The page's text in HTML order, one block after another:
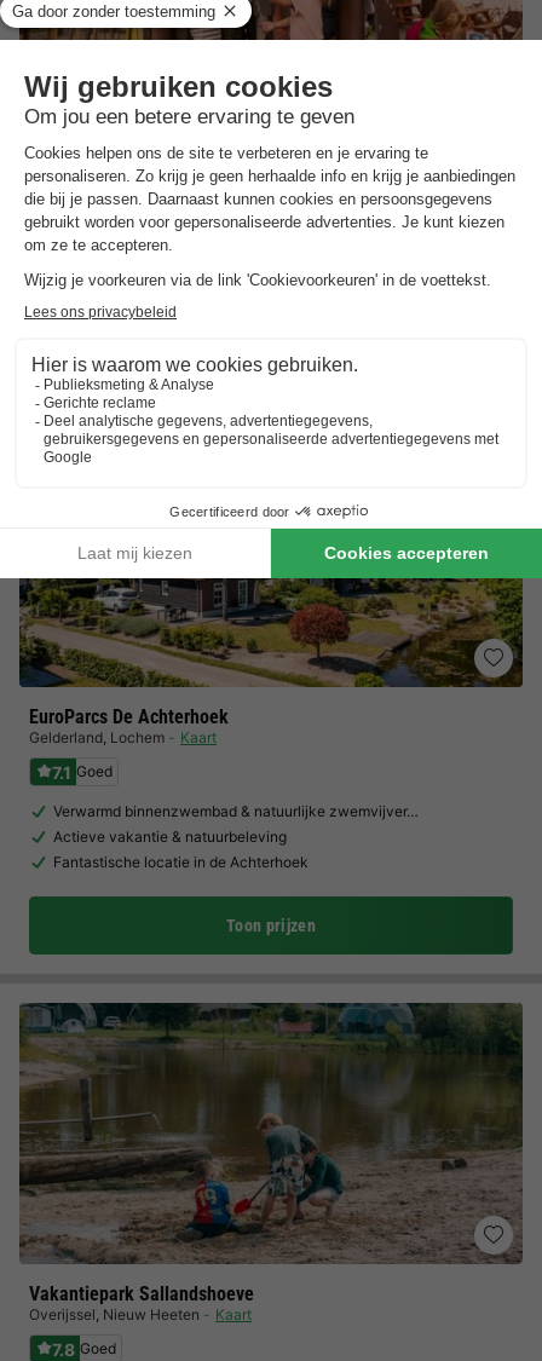
Gelderland,Putten Kaart
8.0 Zeer goed
Familiepark met vele faciliteiten
Verwarmd binnenzwembad met kinderbad
Prachtig gelegen op de Veluwe
EuroParcs De Achterhoek
Gelderland, Lochem Kaart
7.1 Goed
Verwarmd binnenzwembad & natuurlijke zwemvijver…
Actieve vakantie & natuurbeleving
Fantastische locatie in de Achterhoek
Toon prijzen
Vakantiepark Sallandshoeve
Overijssel, Nieuw Heeten Kaart
7.8 Goed